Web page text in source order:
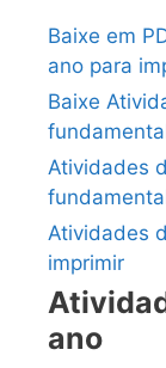
Baixe em
ano para
Baixe
Atividades
Atividades
imprimir
ano